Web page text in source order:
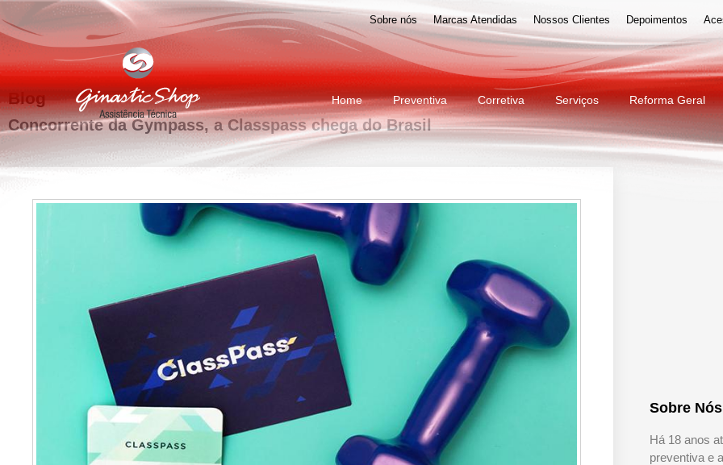
Sobre nós Marcas Atendidas Nossos Clientes Depoimentos
Home Preventiva Corretiva Serviços Reforma Geral
Blog
Concorrente da Gympass, a Classpass chega do Brasil
Sobre Nós
Há 18 anos
preventiva e